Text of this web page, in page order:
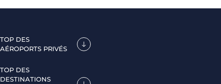
TOP DES
AÉROPORTS PRIVÉS
TOP DES
DESTINATIONS